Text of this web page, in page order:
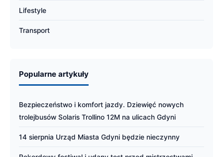
Lifestyle
Transport
Popularne artykuły
Bezpieczeństwo i komfort jazdy. Dziewięć nowych
trolejbusów Solaris Trollino 12M na ulicach Gdyni
14 sierpnia Urząd Miasta Gdyni będzie nieczynny